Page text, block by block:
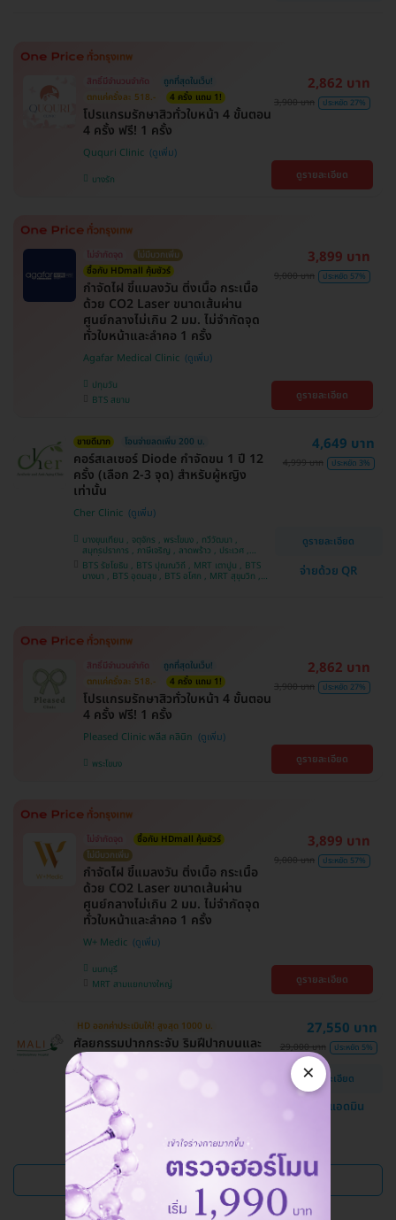
สิทธิ์มีจำนวนจำกัด
ถูกที่สุดในเว็บ!
ตกแค่ครั้งละ 518.-
4 ครั้ง แถม 1!
โปรแกรมรักษาสิวทั่วใบหน้า 4 ขั้นตอน
4 ครั้ง ฟรี! 1 ครั้ง
Ququri Clinic
บางรัก
2,862 บาท
3,900 บาท ประหยัด 27%
ดูรายละเอียด
ไม่จำกัดจุด
ไม่มีบวกเพิ่ม
ซื้อกับ HDmall คุ้มชัวร์
กำจัดไฝ ขี้แมลงวัน ติ่งเนื้อ กระเนื้อ
ด้วย CO2 Laser ขนาดเส้นผ่าน
ศูนย์กลางไม่เกิน 2 มม. ไม่จำกัดจุด
ทั่วใบหน้าและลำคอ 1 ครั้ง
Agafar Medical Clinic
ปทุมวัน
BTS สยาม
3,899 บาท
9,000 บาท ประหยัด 57%
ดูรายละเอียด
ขายดีมาก โอนจ่ายลดเพิ่ม 200 บ.
คอร์สเลเซอร์ Diode กำจัดขน 1 ปี 12
ครั้ง (เลือก 2-3 จุด) สำหรับผู้หญิง
เท่านั้น
Cher Clinic
บางขุนเทียน , จตุจักร , พระโขนง , ทวีวัฒนา ,
สมุทรปราการ , ภาษีเจริญ , ลาดพร้าว , ประเวศ ,
บางซื่อ , คันนายาว , บางนา , ราชเทวี , คลองเตย ,
ลาดกระบัง , ปทุมวัน , บางแค
BTS รัชโยธิน , BTS ปุณณวิถี , MRT เตาปูน , BTS
บางนา , BTS อุดมสุข , BTS อโศก , MRT สุขุมวิท ,
4,649 บาท
4,999 บาท ประหยัด 3%
ดูรายละเอียด
จ่ายด้วย QR
สิทธิ์มีจำนวนจำกัด
ถูกที่สุดในเว็บ!
ตกแค่ครั้งละ 518.-
4 ครั้ง แถม 1!
โปรแกรมรักษาสิวทั่วใบหน้า 4 ขั้นตอน
4 ครั้ง ฟรี! 1 ครั้ง
Pleased Clinic พลีส คลินิก
พระโขนง
2,862 บาท
3,900 บาท ประหยัด 27%
ดูรายละเอียด
ไม่จำกัดจุด
ซื้อกับ HDmall คุ้มชัวร์
ไม่มีบวกเพิ่ม
กำจัดไฝ ขี้แมลงวัน ติ่งเนื้อ กระเนื้อ
ด้วย CO2 Laser ขนาดเส้นผ่าน
ศูนย์กลางไม่เกิน 2 มม. ไม่จำกัดจุด
ทั่วใบหน้าและลำคอ 1 ครั้ง
W+ Medic
นนทบุรี
MRT สามแยกบางใหญ่
3,899 บาท
9,000 บาท ประหยัด 57%
ดูรายละเอียด
HD ออกค่าประเมินให้! สูงสุด 1000 บ.
ศัลยกรรมปากกระจับ ริมฝีปากบนและ
ล่าง
โรงพยาบาลสหวิทยาการมะลิ
บางบอน
27,550 บาท
29,000 บาท ประหยัด 5%
ดูรายละเอียด
แชทกับแอดมิน
ดูแพ็กเกจเพิ่ม
×